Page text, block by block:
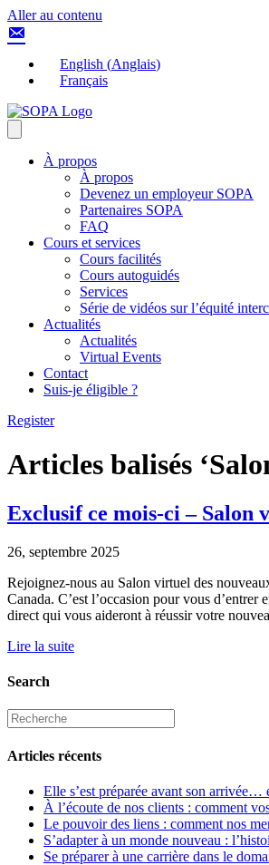
Aller au contenu
English (Anglais)
Français
À propos
À propos
Devenez un employeur SOPA
Partenaires SOPA
FAQ
Cours et services
Cours facilités
Cours autoguidés
Services
Série de vidéos sur l’équité
Actualités
Actualités
Virtual Events
Contact
Suis-je éligible ?
Register
Articles balisés
Exclusif ce mois-ci – Salon
26, septembre 2025
Rejoignez-nous au Salon virtuel des
Canada. C’est l’occasion pour vous
direct qui vous aideront à réussir votre
Lire la suite
Search
Articles récents
Elle s’est préparée avant son
À l’écoute de nos clients : comment
Le pouvoir des liens : comment nos
S’adapter à un monde nouveau :
Se préparer à une carrière dans le